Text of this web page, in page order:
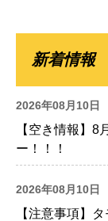
新着情報
2026年08月10日
【空き情報】8
ー！！！
2026年08月10日
【注意事項】